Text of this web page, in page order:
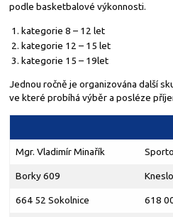
podle basketbalové výkonnosti.
kategorie 8 – 12 let
kategorie 12 – 15 let
kategorie 15 – 19let
Jednou ročně je organizována další
ve které probíhá výběr a posléze
Mgr. Vladimír Minařík
Borky 609
664 52 Sokolnice 618